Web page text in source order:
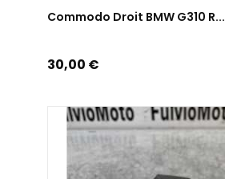
Commodo Droit BMW G310 R...
Prix
30,00 €